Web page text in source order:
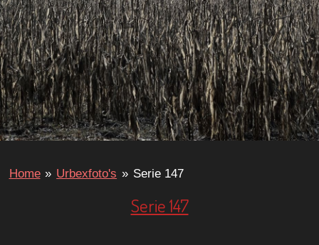
Home » Urbexfoto's » Serie 147
Serie 147